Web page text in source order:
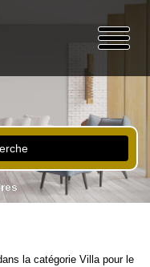
la catégorie Villa pour le